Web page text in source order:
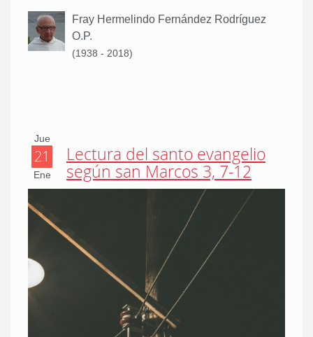
Fray Hermelindo Fernández Rodríguez
O.P.
(1938 - 2018)
Jue
21
Ene
Lectura del santo evangelio
según san Marcos 3, 7-12